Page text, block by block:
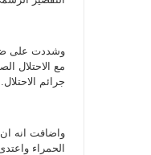
وشددت على
مع الاحتلال
جرائم الاحتلال.
واضافت انه ان
الحمراء